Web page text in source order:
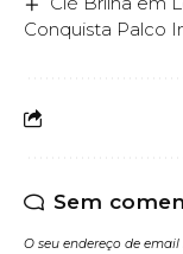
Conquista Palco
Sem
O seu endereço de